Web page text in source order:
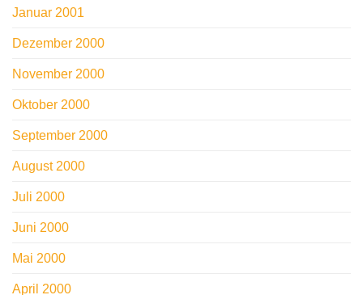
Januar 2001
Dezember 2000
November 2000
Oktober 2000
September 2000
August 2000
Juli 2000
Juni 2000
Mai 2000
April 2000